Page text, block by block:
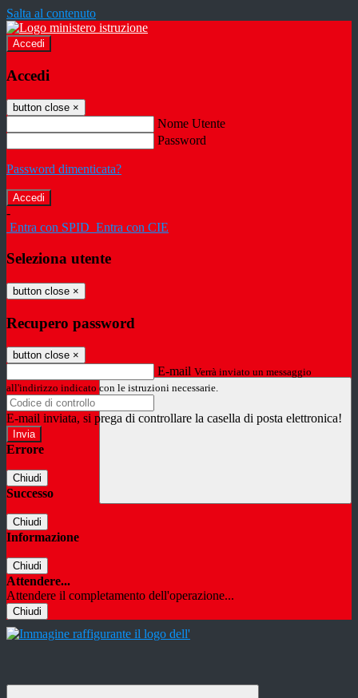
Salta al contenuto
Accedi
Accedi
button close ×
Nome Utente
Password
Password dimenticata?
-
Entra con SPID Entra con CIE
Seleziona utente
button close ×
Recupero password
button close ×
E-mail Verrà inviato un messaggio
all'indirizzo indicato con le istruzioni necessarie.
E-mail inviata, si prega di controllare la casella di posta elettronica!
Errore
Chiudi
Successo
Chiudi
Informazione
Chiudi
Attendere...
Attendere il completamento dell'operazione...
Chiudi